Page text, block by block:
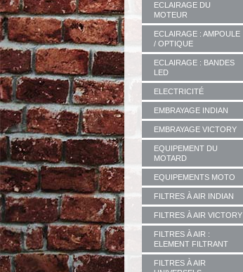
ECLAIRAGE DU
MOTEUR
ECLAIRAGE : AMPOULE
/ OPTIQUE
ECLAIRAGE : BANDES
LED
ELECTRICITÉ
EMBRAYAGE INDIAN
EMBRAYAGE VICTORY
EQUIPEMENT DU
MOTARD
EQUIPEMENTS MOTO
FILTRES À AIR INDIAN
FILTRES À AIR VICTORY
FILTRES À AIR :
ELEMENT FILTRANT
FILTRES À AIR